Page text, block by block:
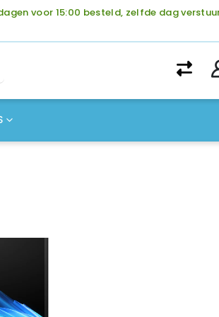
voor 15:00 besteld, zelfde dag